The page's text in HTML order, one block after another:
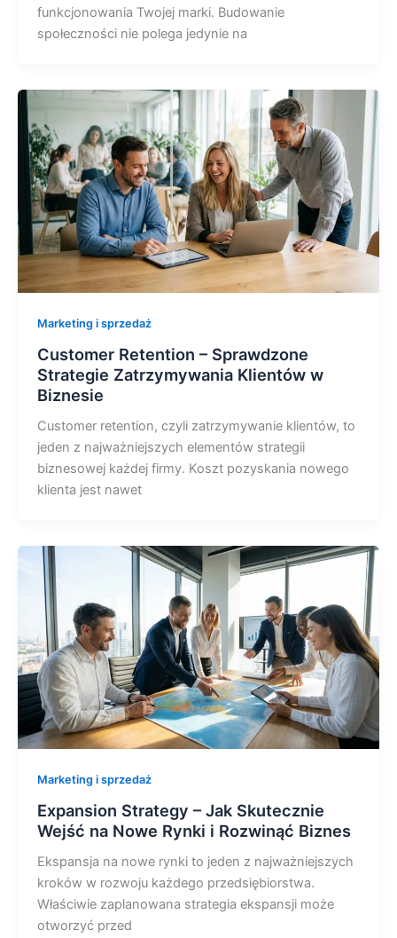
funkcjonowania Twojej marki. Budowanie
społeczności nie polega jedynie na
Marketing i sprzedaż
Customer Retention – Sprawdzone
Strategie Zatrzymywania Klientów w
Biznesie
Customer retention, czyli zatrzymywanie klientów, to
jeden z najważniejszych elementów strategii
biznesowej każdej firmy. Koszt pozyskania nowego
klienta jest nawet
Marketing i sprzedaż
Expansion Strategy – Jak Skutecznie
Wejść na Nowe Rynki i Rozwinąć Biznes
Ekspansja na nowe rynki to jeden z najważniejszych
kroków w rozwoju każdego przedsiębiorstwa.
Właściwie zaplanowana strategia ekspansji może
otworzyć przed